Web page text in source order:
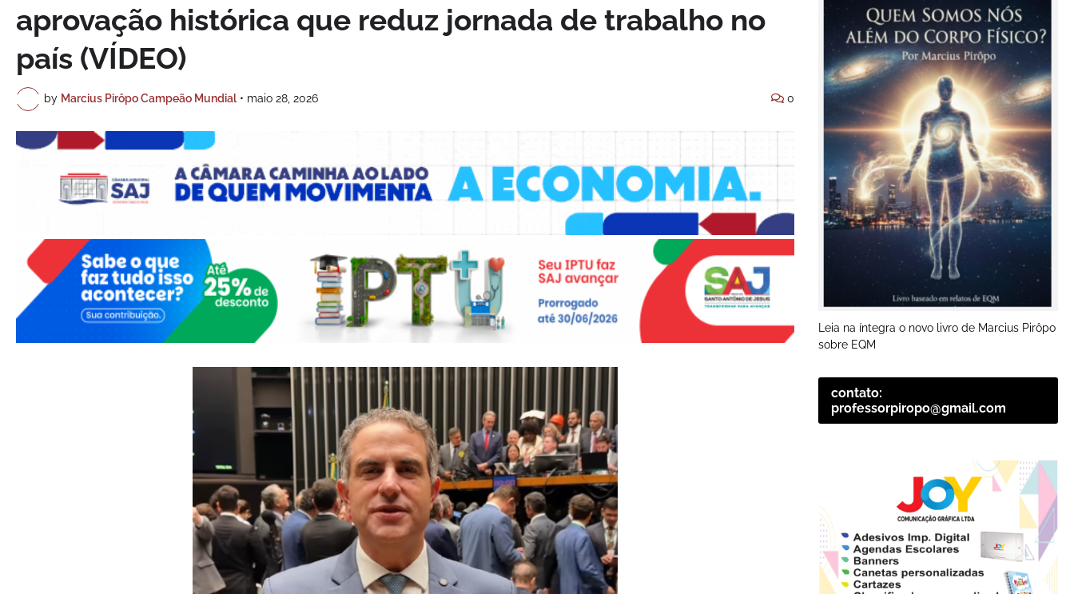
aprovação histórica que reduz jornada de trabalho no
país (VÍDEO)
by Marcius Pirôpo Campeão Mundial • maio 28, 2026 0
Leia na íntegra o novo livro de Marcius Pirôpo
sobre EQM
contato:
professorpiropo@gmail.com